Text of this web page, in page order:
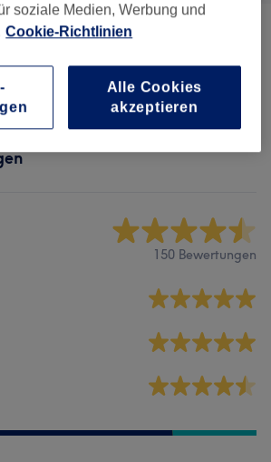
(6)
ab 35 €
150 Bewertungen
soziale Medien, Werbung und
Cookie-Richtlinien
Alle Cookies
akzeptieren